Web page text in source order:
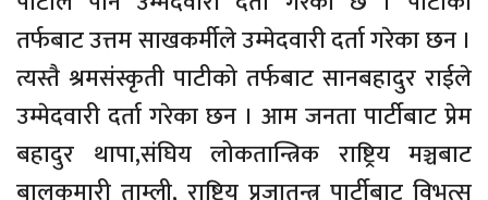
तर्फबाट उत्तम साखकर्मीले उम्मेदवारी दर्ता गरेका छन ।
त्यस्तै श्रमसंस्कृती पाटीको तर्फबाट सानबहादुर राईले
उम्मेदवारी दर्ता गरेका छन । आम जनता पार्टीबाट प्रेम
बहादुर थापा,संघिय लोकतान्त्रिक राष्ट्रिय मञ्चबाट